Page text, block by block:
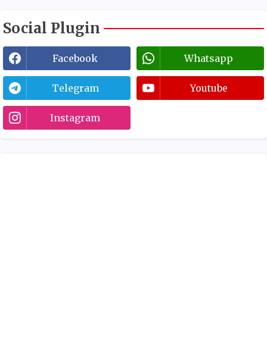
Social Plugin
Facebook Whatsapp
Telegram Youtube
Instagram